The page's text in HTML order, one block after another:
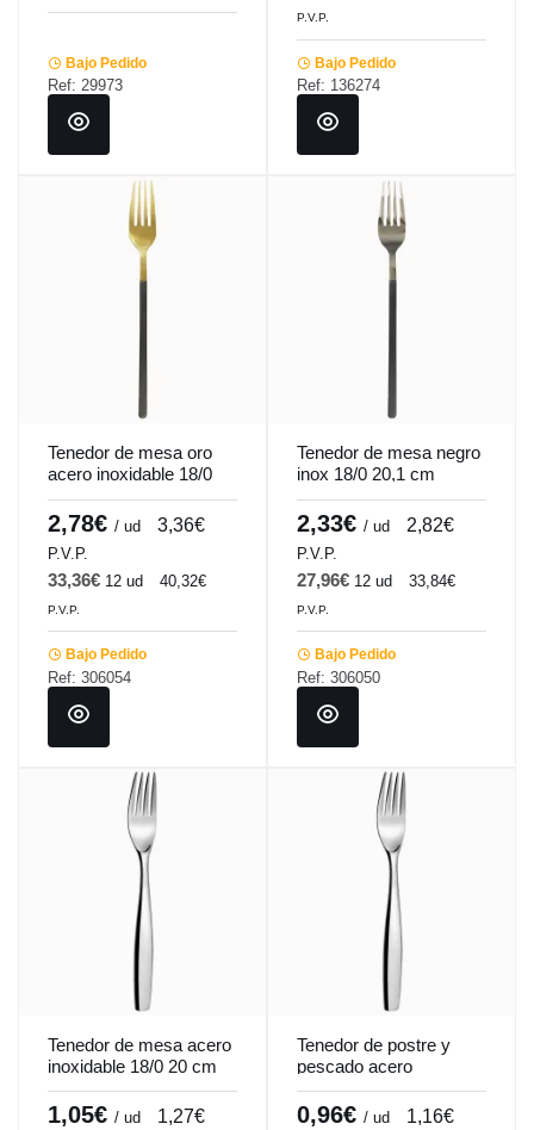
Bajo Pedido
Ref: 29973
P.V.P.
Bajo Pedido
Ref: 136274
Tenedor de mesa oro
acero inoxidable 18/0
20,1 cm Aroma Oro Pvd
Negro Pro.mundi
2,78€ / ud 3,36€
P.V.P.
33,36€ 12 ud 40,32€
P.V.P.
Bajo Pedido
Ref: 306054
Tenedor de mesa negro
inox 18/0 20,1 cm
Aroma Pvd Negro
Pro.mundi
2,33€ / ud 2,82€
P.V.P.
27,96€ 12 ud 33,84€
P.V.P.
Bajo Pedido
Ref: 306050
Tenedor de mesa acero
inoxidable 18/0 20 cm
Odyssee Pro.mundi
1,05€ / ud 1,27€
Tenedor de postre y
pescado acero
inoxidable 18/0 18 cm
Odyssee Pro.mundi
0,96€ / ud 1,16€